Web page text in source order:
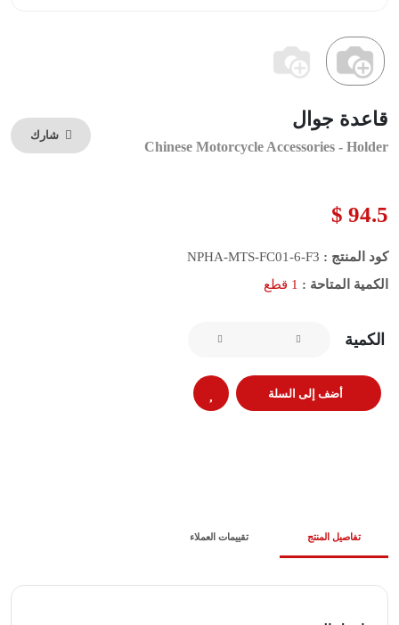
قاعدة جوال
Chinese Motorcycle Accessories - Holder
شارك
94.5 $
كود المنتج :
الكمية المتاحة : 1 قطع
الكمية
أضف إلى السلة
تفاصيل المنتج تقييمات العملاء